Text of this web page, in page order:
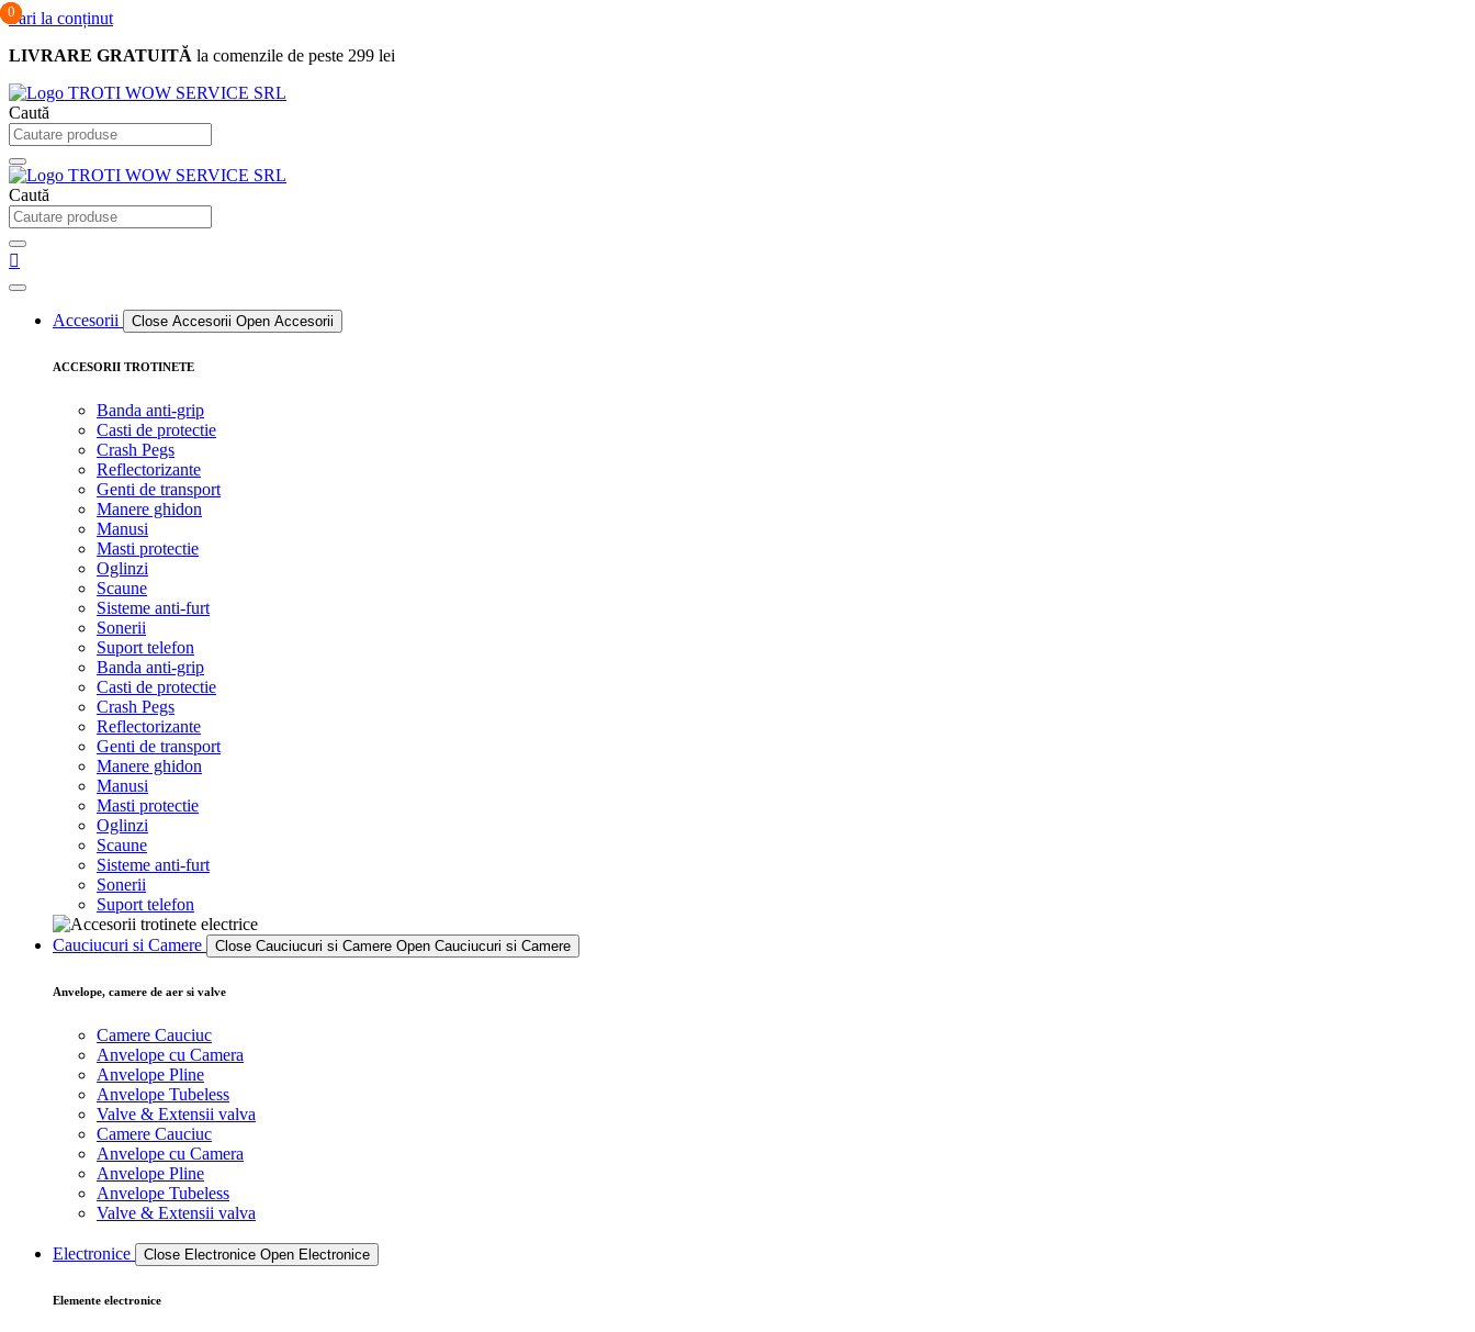
Sari la conținut
LIVRARE GRATUITĂ la comenzile de peste 299 lei
0
Caută
Caută
0
0
Accesorii Close Accesorii Open Accesorii
ACCESORII TROTINETE
Banda anti-grip
Casti de protectie
Crash Pegs
Reflectorizante
Genti de transport
Manere ghidon
Manusi
Masti protectie
Oglinzi
Scaune
Sisteme anti-furt
Sonerii
Suport telefon
Banda anti-grip
Casti de protectie
Crash Pegs
Reflectorizante
Genti de transport
Manere ghidon
Manusi
Masti protectie
Oglinzi
Scaune
Sisteme anti-furt
Sonerii
Suport telefon
Cauciucuri si Camere Close Cauciucuri si Camere Open Cauciucuri si Camere
Anvelope, camere de aer si valve
Camere Cauciuc
Anvelope cu Camera
Anvelope Pline
Anvelope Tubeless
Valve & Extensii valva
Camere Cauciuc
Anvelope cu Camera
Anvelope Pline
Anvelope Tubeless
Valve & Extensii valva
Electronice Close Electronice Open Electronice
Elemente electronice